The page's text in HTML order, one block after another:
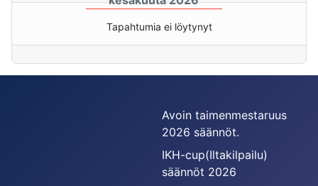
Tapahtumia ei löytynyt
Avoin taimenmestaruus
2026 säännöt.
IKH-cup(Iltakilpailu)
säännöt 2026